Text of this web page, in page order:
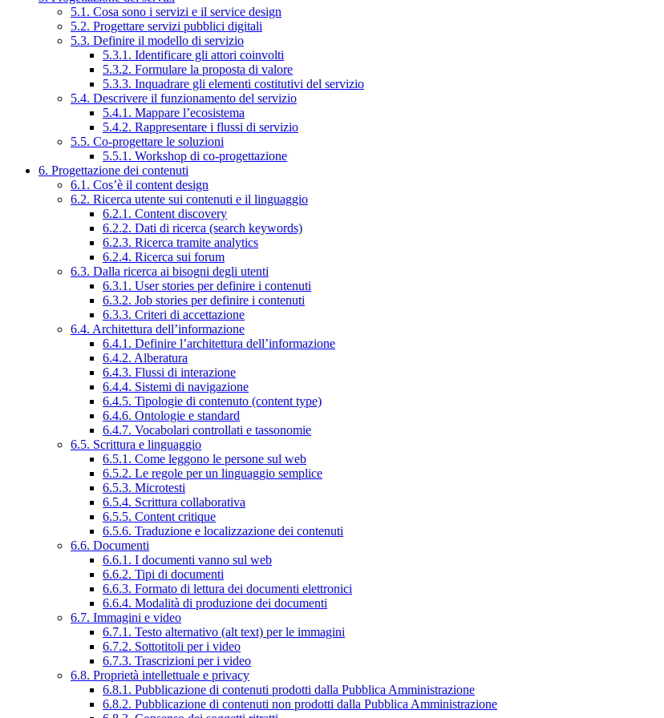
5.1. Cosa sono i servizi e il service design
5.2. Progettare servizi pubblici digitali
5.3. Definire il modello di servizio
5.3.1. Identificare gli attori coinvolti
5.3.2. Formulare la proposta di valore
5.3.3. Inquadrare gli elementi costitutivi del servizio
5.4. Descrivere il funzionamento del servizio
5.4.1. Mappare l’ecosistema
5.4.2. Rappresentare i flussi di servizio
5.5. Co-progettare le soluzioni
5.5.1. Workshop di co-progettazione
6. Progettazione dei contenuti
6.1. Cos’è il content design
6.2. Ricerca utente sui contenuti e il linguaggio
6.2.1. Content discovery
6.2.2. Dati di ricerca (search keywords)
6.2.3. Ricerca tramite analytics
6.2.4. Ricerca sui forum
6.3. Dalla ricerca ai bisogni degli utenti
6.3.1. User stories per definire i contenuti
6.3.2. Job stories per definire i contenuti
6.3.3. Criteri di accettazione
6.4. Architettura dell’informazione
6.4.1. Definire l’architettura dell’informazione
6.4.2. Alberatura
6.4.3. Flussi di interazione
6.4.4. Sistemi di navigazione
6.4.5. Tipologie di contenuto (content type)
6.4.6. Ontologie e standard
6.4.7. Vocabolari controllati e tassonomie
6.5. Scrittura e linguaggio
6.5.1. Come leggono le persone sul web
6.5.2. Le regole per un linguaggio semplice
6.5.3. Microtesti
6.5.4. Scrittura collaborativa
6.5.5. Content critique
6.5.6. Traduzione e localizzazione dei contenuti
6.6. Documenti
6.6.1. I documenti vanno sul web
6.6.2. Tipi di documenti
6.6.3. Formato di lettura dei documenti elettronici
6.6.4. Modalità di produzione dei documenti
6.7. Immagini e video
6.7.1. Testo alternativo (alt text) per le immagini
6.7.2. Sottotitoli per i video
6.7.3. Trascrizioni per i video
6.8. Proprietà intellettuale e privacy
6.8.1. Pubblicazione di contenuti prodotti dalla Pubblica Amministrazione
6.8.2. Pubblicazione di contenuti non prodotti dalla Pubblica Amministrazione